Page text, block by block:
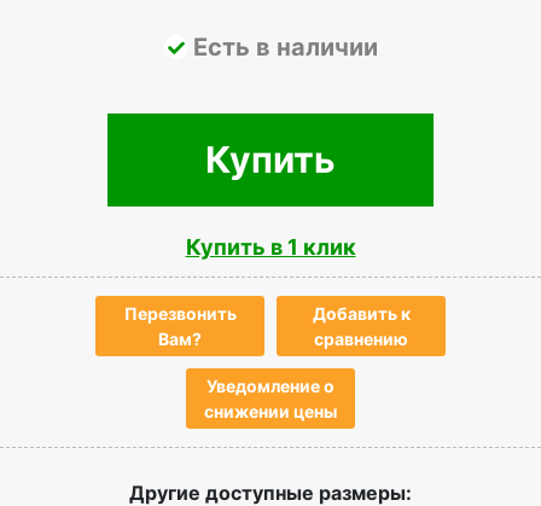
Есть в наличии
Купить
Купить в 1 клик
Перезвонить
Вам?
Добавить к
сравнению
Уведомление о
снижении цены
Другие доступные размеры: